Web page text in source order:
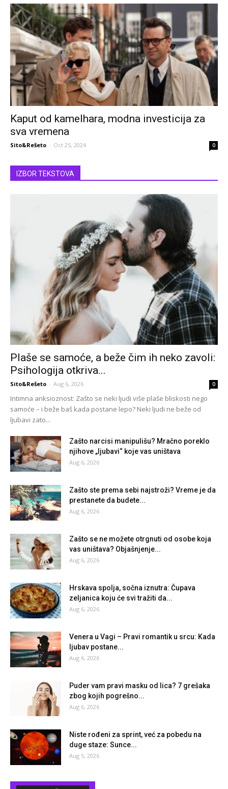
Kaput od kamelhara, modna investicija za
sva vremena
Sito&Rešeto - Oct 25, 2024 0
IZBOR TEKSTOVA
Plaše se samoće, a beže čim ih neko zavoli:
Psihologija otkriva...
Sito&Rešeto - Aug 6, 2026 0
Intimna anksioznost: Zašto se neki ljudi više plaše bliskosti nego
samoće – i beže baš kada postane lepo? Neki ljudi ne beže od
ljubavi zato...
Zašto narcisi manipulišu? Mračno poreklo
njihove „ljubavi“ koje vas uništava
Aug 6, 2026
Zašto ste prema sebi najstroži? Vreme je da
prestanete da budete...
Aug 6, 2026
Zašto se ne možete otrgnuti od osobe koja
vas uništava? Objašnjenje...
Aug 6, 2026
Hrskava spolja, sočna iznutra: Čupava
zeljanica koju će svi tražiti da...
Aug 6, 2026
Venera u Vagi – Pravi romantik u srcu: Kada
ljubav postane...
Aug 6, 2026
Puder vam pravi masku od lica? 7 grešaka
zbog kojih pogrešno...
Aug 6, 2026
Niste rođeni za sprint, već za pobedu na
duge staze: Sunce...
Aug 5, 2026